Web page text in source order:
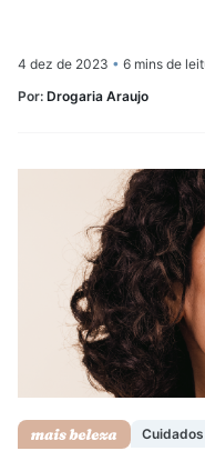
4 dez de 2023 • 6 mins de
Por: Drogaria Araujo